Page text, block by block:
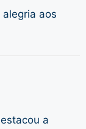
aos
a